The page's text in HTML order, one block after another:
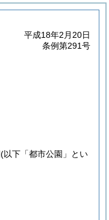
平成18年2月20日
条例第291号
(以下「都市公園」とい